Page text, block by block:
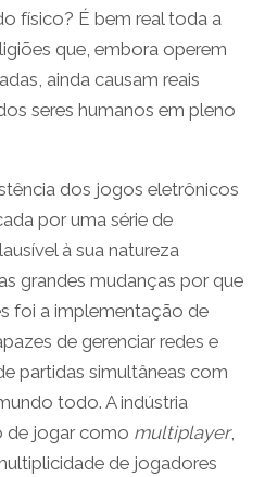
físico? É bem real toda a
que, embora operem
ainda causam reais
seres humanos em pleno
dos jogos eletrônicos
por uma série de
à sua natureza
grandes mudanças por que
foi a implementação de
de gerenciar redes e
partidas simultâneas com
todo. A indústria
de jogar como multiplayer,
de jogadores